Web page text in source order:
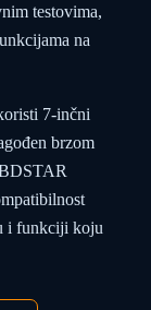
testovima,
na
7-inčni
brzom
i funkciji koju